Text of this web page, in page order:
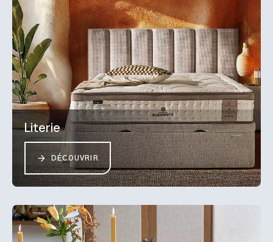
Literie
DÉCOUVRIR